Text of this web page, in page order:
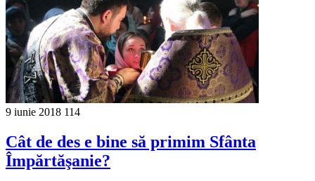
9 iunie 2018 114
Cât de des e bine să primim Sfânta
Împărtăşanie?